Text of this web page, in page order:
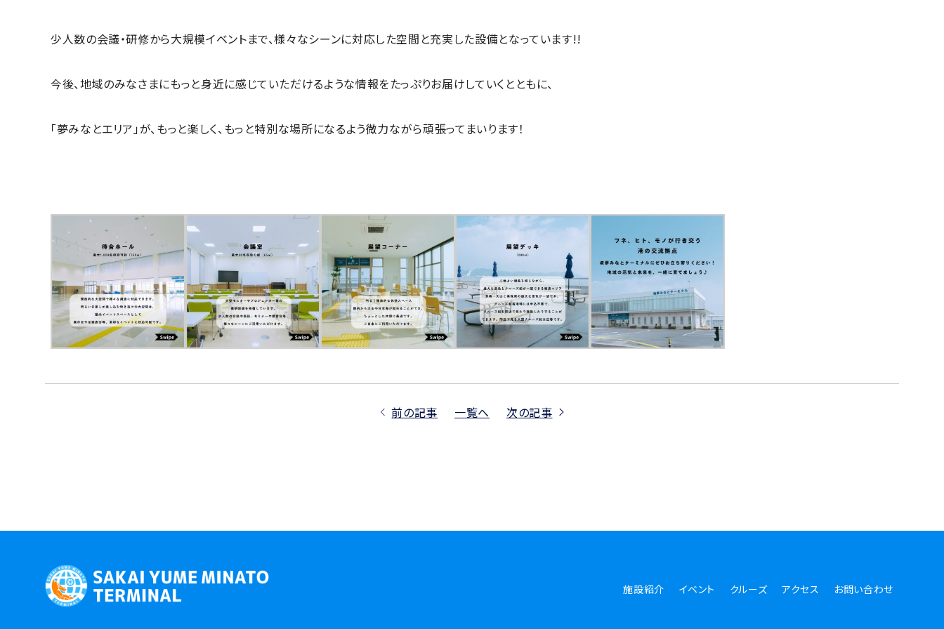
少人数の会議・研修から大規模イベントまで、様々なシーンに対応した空間と充実した設備となっています!!
今後、地域のみなさまにもっと身近に感じていただけるような情報をたっぷりお届けしていくとともに、
「夢みなとエリア」が、もっと楽しく、もっと特別な場所になるよう微力ながら頑張ってまいります！
前の記事 一覧へ 次の記事
施設紹介 イベント クルーズ アクセス お問い合わせ